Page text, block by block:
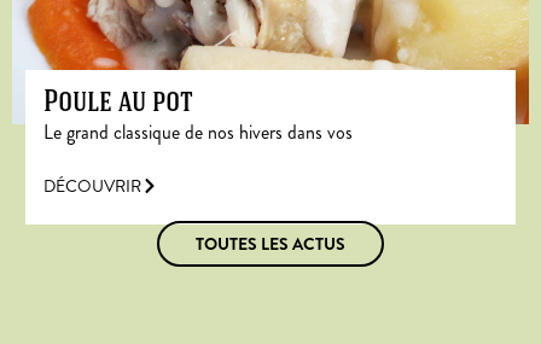
Poule au pot
Le grand classique de nos hivers dans vos
DÉCOUVRIR
TOUTES LES ACTUS